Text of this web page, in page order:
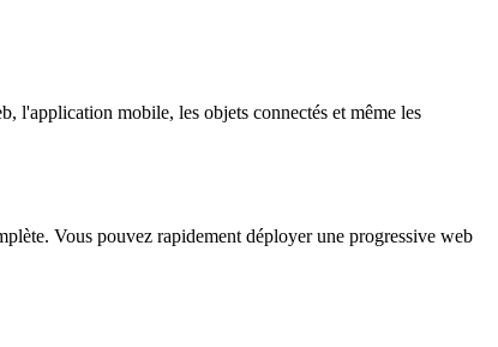
l'application mobile, les objets connectés et même les
Vous pouvez rapidement déployer une progressive web